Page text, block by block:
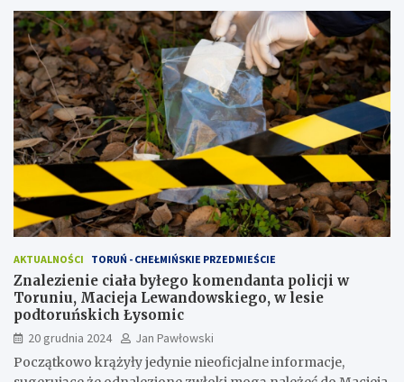
AKTUALNOŚCI TORUŃ - CHEŁMIŃSKIE PRZEDMIEŚCIE
Znalezienie ciała byłego komendanta policji w
Toruniu, Macieja Lewandowskiego, w lesie
podtoruńskich Łysomic
20 grudnia 2024
Jan Pawłowski
Początkowo krążyły jedynie nieoficjalne informacje,